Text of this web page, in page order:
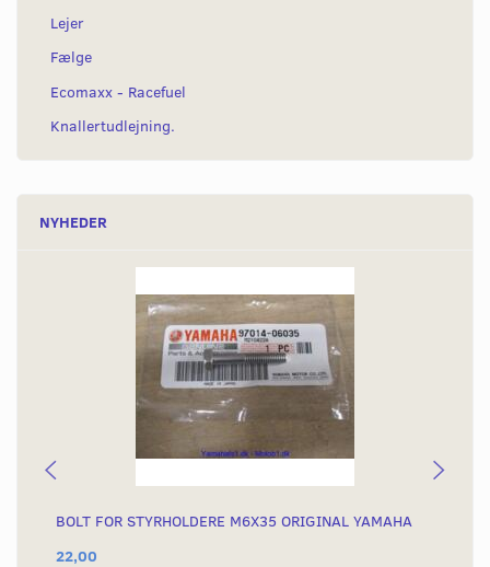
Lejer
Fælge
Ecomaxx - Racefuel
Knallertudlejning.
NYHEDER
BOLT FOR STYRHOLDERE M6X35 ORIGINAL YAMAHA
22,00